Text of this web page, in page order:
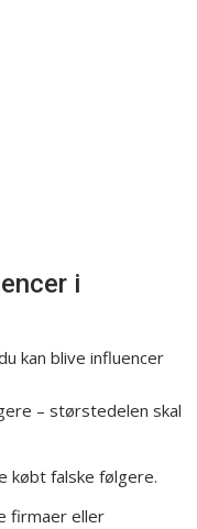
i
kan blive influencer
– størstedelen skal
købt falske følgere.
firmaer eller